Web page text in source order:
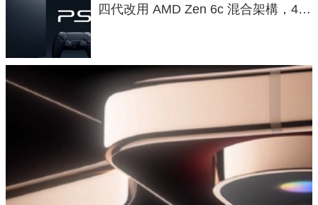
四代改用 AMD Zen 6c 混合架構，4K